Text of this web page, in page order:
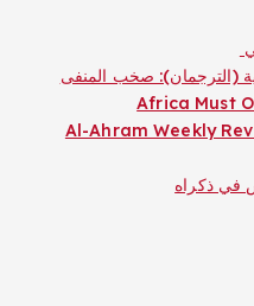
(الترجمان): صخب المنفى
Africa Must
Al-Ahram Weekly
في ذكراه